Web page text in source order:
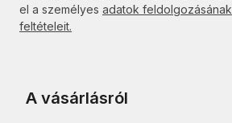
el a személyes adatok feldolgozásának
feltételeit.
A vásárlásról